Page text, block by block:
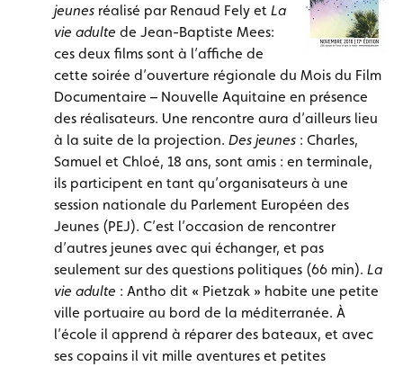
jeunes réalisé par Renaud Fely et La
vie adulte de Jean-Baptiste Mees:
ces deux films sont à l’affiche de
cette soirée d’ouverture régionale du Mois du Film
Documentaire – Nouvelle Aquitaine en présence
des réalisateurs. Une rencontre aura d’ailleurs lieu
à la suite de la projection. Des jeunes : Charles,
Samuel et Chloé, 18 ans, sont amis : en terminale,
ils participent en tant qu’organisateurs à une
session nationale du Parlement Européen des
Jeunes (PEJ). C’est l’occasion de rencontrer
d’autres jeunes avec qui échanger, et pas
seulement sur des questions politiques (66 min). La
vie adulte : Antho dit « Pietzak » habite une petite
ville portuaire au bord de la méditerranée. À
l’école il apprend à réparer des bateaux, et avec
ses copains il vit mille aventures et petites